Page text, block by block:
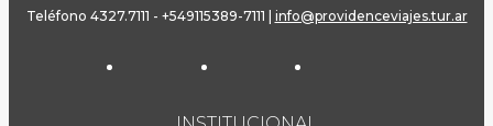
Teléfono 4327.7111 - +549115389-7111
info@providenceviajes.tur.ar